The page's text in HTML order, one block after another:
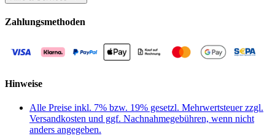
Zahlungsmethoden
Hinweise
Alle Preise inkl. 7% bzw. 19% gesetzl. Mehrwertsteuer zzgl.
Versandkosten und ggf. Nachnahmegebühren, wenn nicht
anders angegeben.